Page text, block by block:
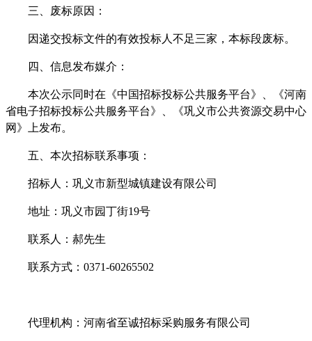
三、 废标原因 ：
因递交投标文件的有效投标人不足三家，本标段废标。
四 、信息发布媒介：
本次公示同时在《中国招标投标公共服务平台》、《河南
省电子招标投标公共服务平台》、《巩义市公共资源交易中心
网》上发布。
五 、本次招标联系事项：
招标人： 巩义市新型城镇建设有限公司
地址：巩义市园丁街19号
联系人： 郝先生
联系方式： 0371-60265502
代理机构：河南省至诚招标采购服务有限公司